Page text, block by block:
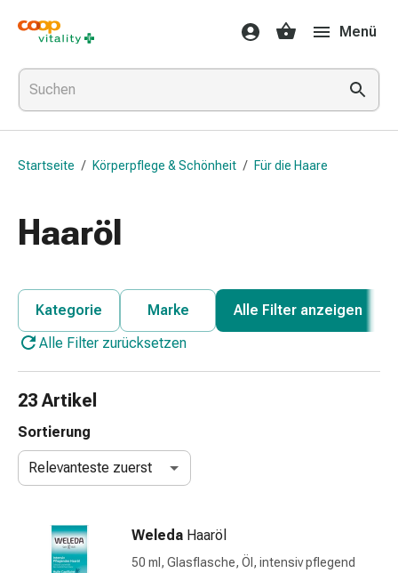
Medikamente
&
Gesundheit
Grippe
&
Erkältung
Grippe-
Erkältung
Medikamente
Bronchitis
Inhalationsgeräte
Schnupfen
Wund-
Elastische
Wundbinden
Menü
Startseite / Körperpflege & Schönheit / Für die Haare
Haaröl
Kategorie Marke
Alle Filter anzeigen
Alle Filter zurücksetzen
23 Artikel
Sortierung
Relevanteste zuerst
Weleda Haaröl
50 ml, Glasflasche, Öl, intensiv pflegend